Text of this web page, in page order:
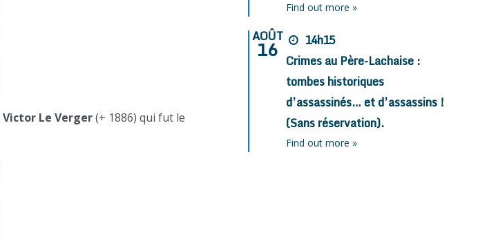
Victor Le Verger(+ 1886) qui fut le
Find out more »
AOÛT
16
14h15
Crimes au Père-Lachaise :
tombes historiques
d’assassinés… et d’assassins !
(Sans réservation).
Find out more »